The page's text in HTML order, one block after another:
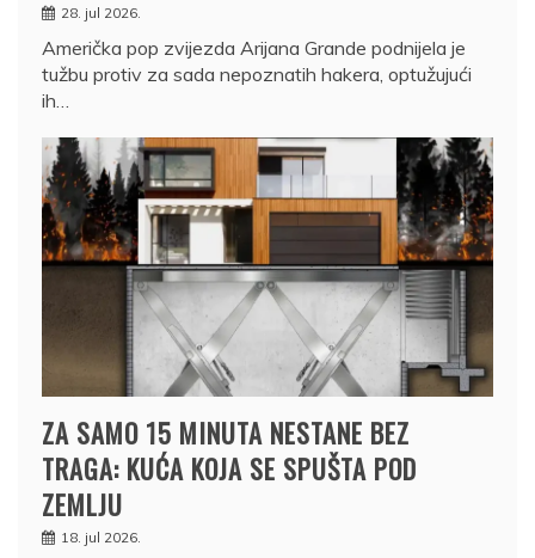
28. jul 2026.
Američka pop zvijezda Arijana Grande podnijela je
tužbu protiv za sada nepoznatih hakera, optužujući
ih…
ZA SAMO 15 MINUTA NESTANE BEZ
TRAGA: KUĆA KOJA SE SPUŠTA POD
ZEMLJU
18. jul 2026.